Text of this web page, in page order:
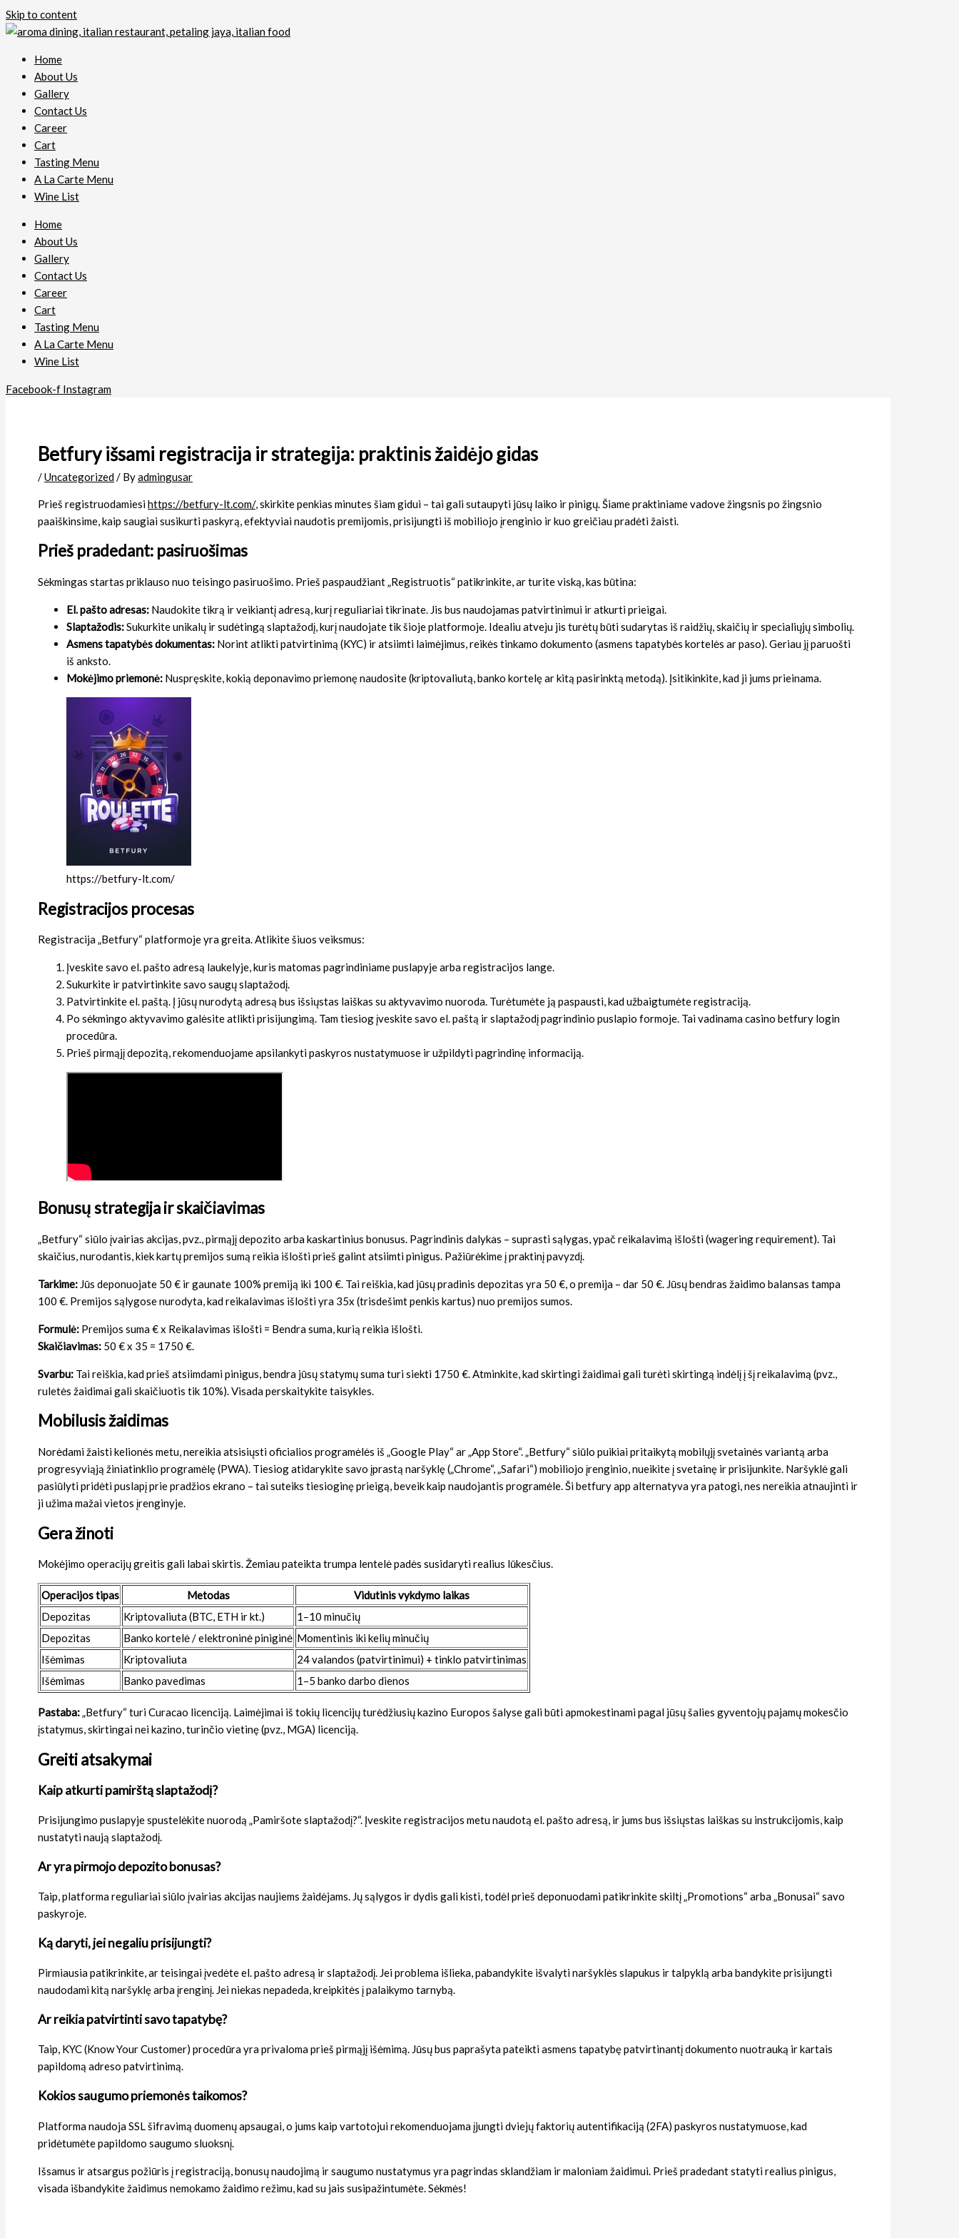
Skip to content
Home
About Us
Gallery
Contact Us
Career
Cart
Tasting Menu
A La Carte Menu
Wine List
Home
About Us
Gallery
Contact Us
Career
Cart
Tasting Menu
A La Carte Menu
Wine List
Facebook-f Instagram
Betfury išsami registracija ir strategija: praktinis žaidėjo gidas
/Uncategorized / Byadmingusar
Prieš registruodamiesihttps://betfury-lt.com/, skirkite penkias minutes šiam gidui – tai gali sutaupyti jūsų laiko ir pinigų. Šiame praktiniame vadove žingsnis po žingsnio
paaiškinsime, kaip saugiai susikurti paskyrą, efektyviai naudotis premijomis, prisijungti iš mobiliojo įrenginio ir kuo greičiau pradėti žaisti.
Prieš pradedant: pasiruošimas
Sėkmingas startas priklauso nuo teisingo pasiruošimo. Prieš paspaudžiant „Registruotis“ patikrinkite, ar turite viską, kas būtina:
El. pašto adresas: Naudokite tikrą ir veikiantį adresą, kurį reguliariai tikrinate. Jis bus naudojamas patvirtinimui ir atkurti prieigai.
Slaptažodis:Sukurkite unikalų ir sudėtingą slaptažodį, kurį naudojate tik šioje platformoje. Idealiu atveju jis turėtų būti sudarytas iš raidžių, skaičių ir specialiųjų simbolių.
Asmens tapatybės dokumentas: Norint atlikti patvirtinimą (KYC) ir atsiimti laimėjimus, reikės tinkamo dokumento (asmens tapatybės kortelės ar paso). Geriau jį paruošti
iš anksto.
Mokėjimo priemonė: Nuspręskite, kokią deponavimo priemonę naudosite (kriptovaliutą, banko kortelę ar kitą pasirinktą metodą). Įsitikinkite, kad ji jums prieinama.
https://betfury-lt.com/
Registracijos procesas
Registracija „Betfury“ platformoje yra greita. Atlikite šiuos veiksmus:
Įveskite savo el. pašto adresą laukelyje, kuris matomas pagrindiniame puslapyje arba registracijos lange.
Sukurkite ir patvirtinkite savo saugų slaptažodį.
Patvirtinkite el. paštą. Į jūsų nurodytą adresą bus išsiųstas laiškas su aktyvavimo nuoroda. Turėtumėte ją paspausti, kad užbaigtumėte registraciją.
Po sėkmingo aktyvavimo galėsite atlikti prisijungimą. Tam tiesiog įveskite savo el. paštą ir slaptažodį pagrindinio puslapio formoje. Tai vadinama casino betfury login
procedūra.
Prieš pirmąjį depozitą, rekomenduojame apsilankyti paskyros nustatymuose ir užpildyti pagrindinę informaciją.
Bonusų strategija ir skaičiavimas
„Betfury“ siūlo įvairias akcijas, pvz., pirmąjį depozito arba kaskartinius bonusus. Pagrindinis dalykas – suprasti sąlygas, ypač reikalavimą išlošti (wagering requirement). Tai
skaičius, nurodantis, kiek kartų premijos sumą reikia išlošti prieš galint atsiimti pinigus. Pažiūrėkime į praktinį pavyzdį.
Tarkime: Jūs deponuojate 50 € ir gaunate 100% premiją iki 100 €. Tai reiškia, kad jūsų pradinis depozitas yra 50 €, o premija – dar 50 €. Jūsų bendras žaidimo balansas tampa
100 €. Premijos sąlygose nurodyta, kad reikalavimas išlošti yra 35x (trisdešimt penkis kartus) nuo premijos sumos.
Formulė: Premijos suma € x Reikalavimas išlošti = Bendra suma, kurią reikia išlošti.
Skaičiavimas: 50 € x 35 = 1750 €.
Svarbu: Tai reiškia, kad prieš atsiimdami pinigus, bendra jūsų statymų suma turi siekti 1750 €. Atminkite, kad skirtingi žaidimai gali turėti skirtingą indėlį į šį reikalavimą (pvz.,
ruletės žaidimai gali skaičiuotis tik 10%). Visada perskaitykite taisykles.
Mobilusis žaidimas
Norėdami žaisti kelionės metu, nereikia atsisiųsti oficialios programėlės iš „Google Play“ ar „App Store“. „Betfury“ siūlo puikiai pritaikytą mobilųjį svetainės variantą arba
progresyviąją žiniatinklio programėlę (PWA). Tiesiog atidarykite savo įprastą naršyklę („Chrome“, „Safari“) mobiliojo įrenginio, nueikite į svetainę ir prisijunkite. Naršyklė gali
pasiūlyti pridėti puslapį prie pradžios ekrano – tai suteiks tiesioginę prieigą, beveik kaip naudojantis programėle. Ši betfury app alternatyva yra patogi, nes nereikia atnaujinti ir
ji užima mažai vietos įrenginyje.
Gera žinoti
Mokėjimo operacijų greitis gali labai skirtis. Žemiau pateikta trumpa lentelė padės susidaryti realius lūkesčius.
Operacijos tipas Metodas
Vidutinis vykdymo laikas
Depozitas
Kriptovaliuta (BTC, ETH ir kt.)
1–10 minučių
Depozitas
Banko kortelė / elektroninė piniginė Momentinis iki kelių minučių
Išėmimas
Kriptovaliuta
24 valandos (patvirtinimui) + tinklo patvirtinimas
Išėmimas
Banko pavedimas 1–5 banko darbo dienos
Pastaba:„Betfury“ turi Curacao licenciją. Laimėjimai iš tokių licencijų turėdžiusių kazino Europos šalyse gali būti apmokestinami pagal jūsų šalies gyventojų pajamų mokesčio
įstatymus, skirtingai nei kazino, turinčio vietinę (pvz., MGA) licenciją.
Greiti atsakymai
Kaip atkurti pamirštą slaptažodį?
Prisijungimo puslapyje spustelėkite nuorodą „Pamiršote slaptažodį?“. Įveskite registracijos metu naudotą el. pašto adresą, ir jums bus išsiųstas laiškas su instrukcijomis, kaip
nustatyti naują slaptažodį.
Ar yra pirmojo depozito bonusas?
Taip, platforma reguliariai siūlo įvairias akcijas naujiems žaidėjams. Jų sąlygos ir dydis gali kisti, todėl prieš deponuodami patikrinkite skiltį „Promotions“ arba „Bonusai“ savo
paskyroje.
Ką daryti, jei negaliu prisijungti?
Pirmiausia patikrinkite, ar teisingai įvedėte el. pašto adresą ir slaptažodį. Jei problema išlieka, pabandykite išvalyti naršyklės slapukus ir talpyklą arba bandykite prisijungti
naudodami kitą naršyklę arba įrenginį. Jei niekas nepadeda, kreipkitės į palaikymo tarnybą.
Ar reikia patvirtinti savo tapatybę?
Taip, KYC (Know Your Customer) procedūra yra privaloma prieš pirmąjį išėmimą. Jūsų bus paprašyta pateikti asmens tapatybę patvirtinantį dokumento nuotrauką ir kartais
papildomą adreso patvirtinimą.
Kokios saugumo priemonės taikomos?
Platforma naudoja SSL šifravimą duomenų apsaugai, o jums kaip vartotojui rekomenduojama įjungti dviejų faktorių autentifikaciją (2FA) paskyros nustatymuose, kad
pridėtumėte papildomo saugumo sluoksnį.
Išsamus ir atsargus požiūris į registraciją, bonusų naudojimą ir saugumo nustatymus yra pagrindas sklandžiam ir maloniam žaidimui. Prieš pradedant statyti realius pinigus,
visada išbandykite žaidimus nemokamo žaidimo režimu, kad su jais susipažintumėte. Sėkmės!